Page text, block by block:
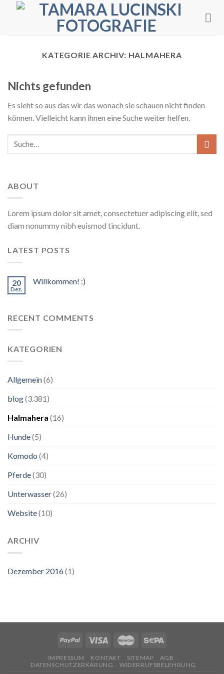
KATEGORIE ARCHIV: HALMAHERA
Nichts gefunden
Es sieht so aus das wir das wonach sie schauen nicht finden
können. Vielleicht kann ihnen eine Suche weiter helfen.
ABOUT
Lorem ipsum dolor sit amet, consectetuer adipiscing elit, sed
diam nonummy nibh euismod tincidunt.
LATEST POSTS
20
Dez.
Willkommen! :)
RECENT COMMENTS
KATEGORIEN
Allgemein(6)
blog(3.381)
Halmahera (16)
Hunde(5)
Komodo (4)
Pferde(30)
Unterwasser(26)
Website(10)
ARCHIV
Dezember 2016(1)
IMPRESSUM KONTAKT SITEMAP
AGB
DATENSCHUTZERKÄRUNG
WIDERRUFSBELEHRUNG